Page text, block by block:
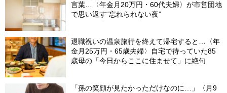
言葉…〈年金月20万円・60代夫婦〉が市営団地
で思い返す“忘れられない夜”
退職祝いの温泉旅行を終えて帰宅すると…〈年
金月25万円・65歳夫婦〉自宅で待っていた85
歳母の「今日からここに住ませて」に絶句
「孫の笑顔が見たかっただけなのに…」〈月9